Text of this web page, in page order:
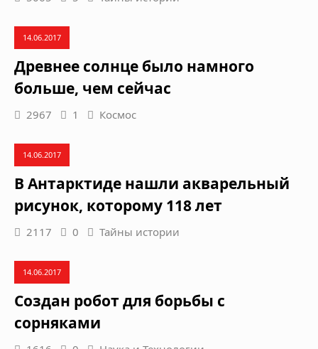
14.06.2017
Древнее солнце было намного
больше, чем сейчас
2967 1 Космос
14.06.2017
В Антарктиде нашли акварельный
рисунок, которому 118 лет
2117 0 Тайны истории
14.06.2017
Создан робот для борьбы с
сорняками